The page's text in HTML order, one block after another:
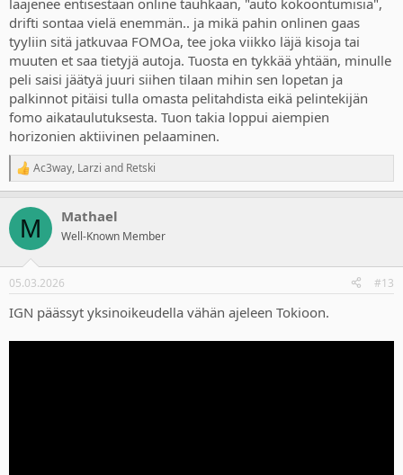
laajenee entisestään online tauhkaan, "auto kokoontumisia",
drifti sontaa vielä enemmän.. ja mikä pahin onlinen gaas
tyyliin sitä jatkuvaa FOMOa, tee joka viikko läjä kisoja tai
muuten et saa tietyjä autoja. Tuosta en tykkää yhtään, minulle
peli saisi jäätyä juuri siihen tilaan mihin sen lopetan ja
palkinnot pitäisi tulla omasta pelitahdista eikä pelintekijän
fomo aikataulutuksesta. Tuon takia loppui aiempien
horizonien aktiivinen pelaaminen.
R
e
c
i
s
Ac3way, Larzi and Retski
M Mathael
Well-Known Member
05.03.2026 #13
IGN päässyt yksinoikeudella vähän ajeleen Tokioon.